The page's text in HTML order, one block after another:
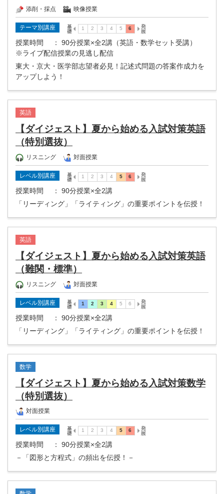
添削・採点 映像授業
テーマ別講座
授業時間
： 90分授業×全2講（英語・数学セット受講）
※ライブ配信授業の見逃し配信
東大・京大・医学部志望者必見！記述式問題の答案作成力を
アップしよう！
英語
【ダイジェスト】夏から始める入試対策英語
（特別選抜）
リスニング 対面授業
レベル別講座
授業時間
： 90分授業×全2講
「リーディング」「ライティング」の重要ポイントを伝授！
英語
【ダイジェスト】夏から始める入試対策英語
（難関・標準）
リスニング 対面授業
レベル別講座
授業時間
： 90分授業×全2講
「リーディング」「ライティング」の重要ポイントを伝授！
数学
【ダイジェスト】夏から始める入試対策数学
（特別選抜）
対面授業
レベル別講座
授業時間
： 90分授業×全2講
－「図形と方程式」の頻出を伝授！－